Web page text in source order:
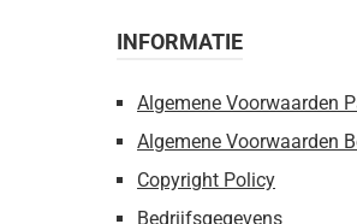
INFORMATIE
Algemene Voorwaarden
Algemene Voorwaarden
Copyright Policy
Bedrijfsgegevens